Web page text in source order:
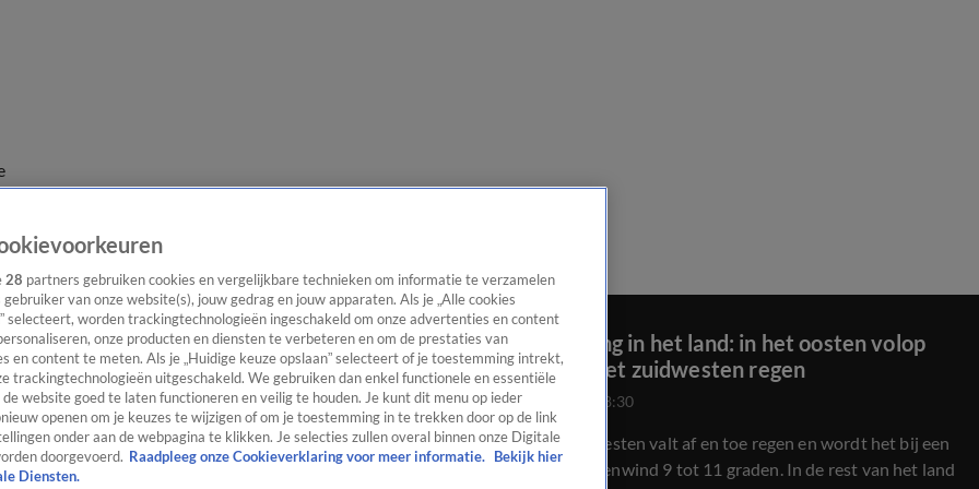
Tweedeling in het land: in het oosten volop
lente, in het zuidwesten regen
3 mrt 2024, 08:30
In het zuidwesten valt af en toe regen en wordt het bij een
matige westenwind 9 tot 11 graden. In de rest van het land
28 partners gebruiken cookies en vergelijkbare technieken om informatie te verzamelen
gebruiker van onze website(s), jouw gedrag en jouw apparaten. Als je „Alle cookies
selecteert, worden trackingtechnologieën ingeschakeld om onze advertenties en content
onze producten en diensten te verbeteren en om de prestaties van
en content te meten. Als je „Huidige keuze opslaan” selecteert of je toestemming intrekt,
trackingtechnologieën uitgeschakeld. We gebruiken dan enkel functionele en essentiële
de website goed te laten functioneren en veilig te houden. Je kunt dit menu op ieder
openen om je keuzes te wijzigen of om je toestemming in te trekken door op de link
onder aan de webpagina te klikken. Je selecties zullen overal binnen onze Digitale
doorgevoerd. Raadpleeg onze Cookieverklaring voor meer informatie. Bekijk hier
Diensten.